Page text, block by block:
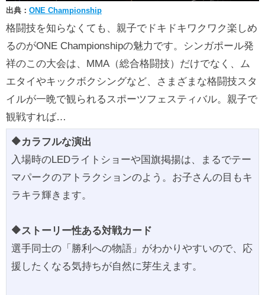
出典： ONE Championship
格闘技を知らなくても、親子でドキドキワクワク楽しめ
るのがONE Championshipの魅力です。シンガポール発
祥のこの大会は、MMA（総合格闘技）だけでなく、ム
エタイやキックボクシングなど、さまざまな格闘技スタ
イルが一晩で観られるスポーツフェスティバル。親子で
観戦すれば…
🔶カラフルな演出
入場時のLEDライトショーや国旗掲揚は、まるでテー
マパークのアトラクションのよう。お子さんの目もキ
ラキラ輝きます。
🔶ストーリー性ある対戦カード
選手同士の「勝利への物語」がわかりやすいので、応
援したくなる気持ちが自然に芽生えます。